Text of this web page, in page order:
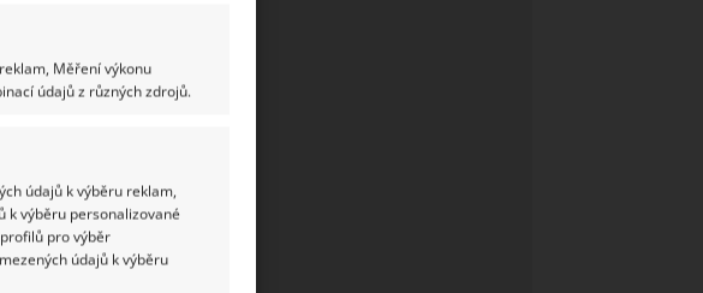
Měření výkonu
údajů z různých zdrojů.
údajů k výběru reklam,
k výběru personalizované
pro výběr
údajů k výběru